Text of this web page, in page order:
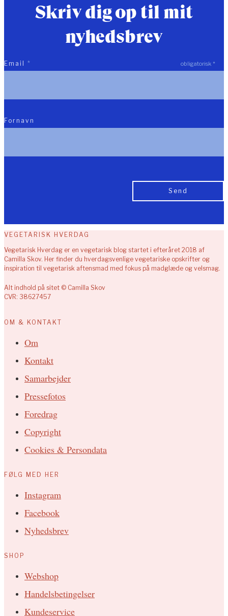
Skriv dig op til mit
nyhedsbrev
*
obligatorisk
Email *
Fornavn
VEGETARISK HVERDAG
Vegetarisk Hverdag er en vegetarisk blog startet i efteråret 2018 af
Camilla Skov. Her finder du hverdagsvenlige vegetariske opskrifter og
inspiration til vegetarisk aftensmad med fokus på madglæde og velsmag.
Alt indhold på sitet © Camilla Skov
CVR: 38627457
OM & KONTAKT
Om
Kontakt
Samarbejder
Pressefotos
Foredrag
Copyright
Cookies & Persondata
FØLG MED HER
Instagram
Facebook
Nyhedsbrev
SHOP
Webshop
Handelsbetingelser
Kundeservice